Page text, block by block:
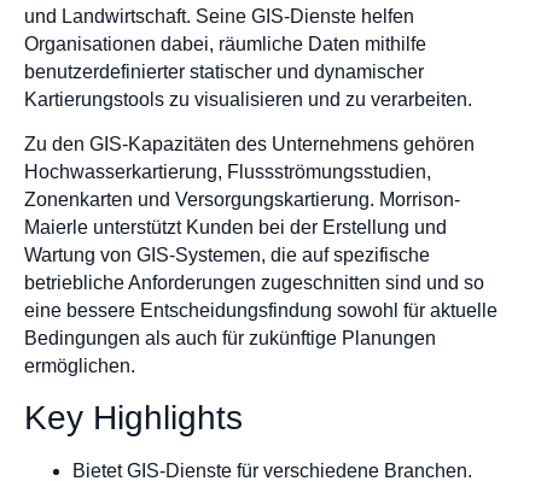
und Landwirtschaft. Seine GIS-Dienste helfen
Organisationen dabei, räumliche Daten mithilfe
benutzerdefinierter statischer und dynamischer
Kartierungstools zu visualisieren und zu verarbeiten.
Zu den GIS-Kapazitäten des Unternehmens gehören
Hochwasserkartierung, Flussströmungsstudien,
Zonenkarten und Versorgungskartierung. Morrison-
Maierle unterstützt Kunden bei der Erstellung und
Wartung von GIS-Systemen, die auf spezifische
betriebliche Anforderungen zugeschnitten sind und so
eine bessere Entscheidungsfindung sowohl für aktuelle
Bedingungen als auch für zukünftige Planungen
ermöglichen.
Key Highlights
Bietet GIS-Dienste für verschiedene Branchen.